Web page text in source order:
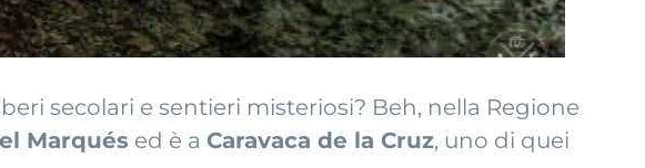
secolari e sentieri misteriosi? Beh, nella Regione
Marqués ed è a Caravaca de la Cruz, uno di quei